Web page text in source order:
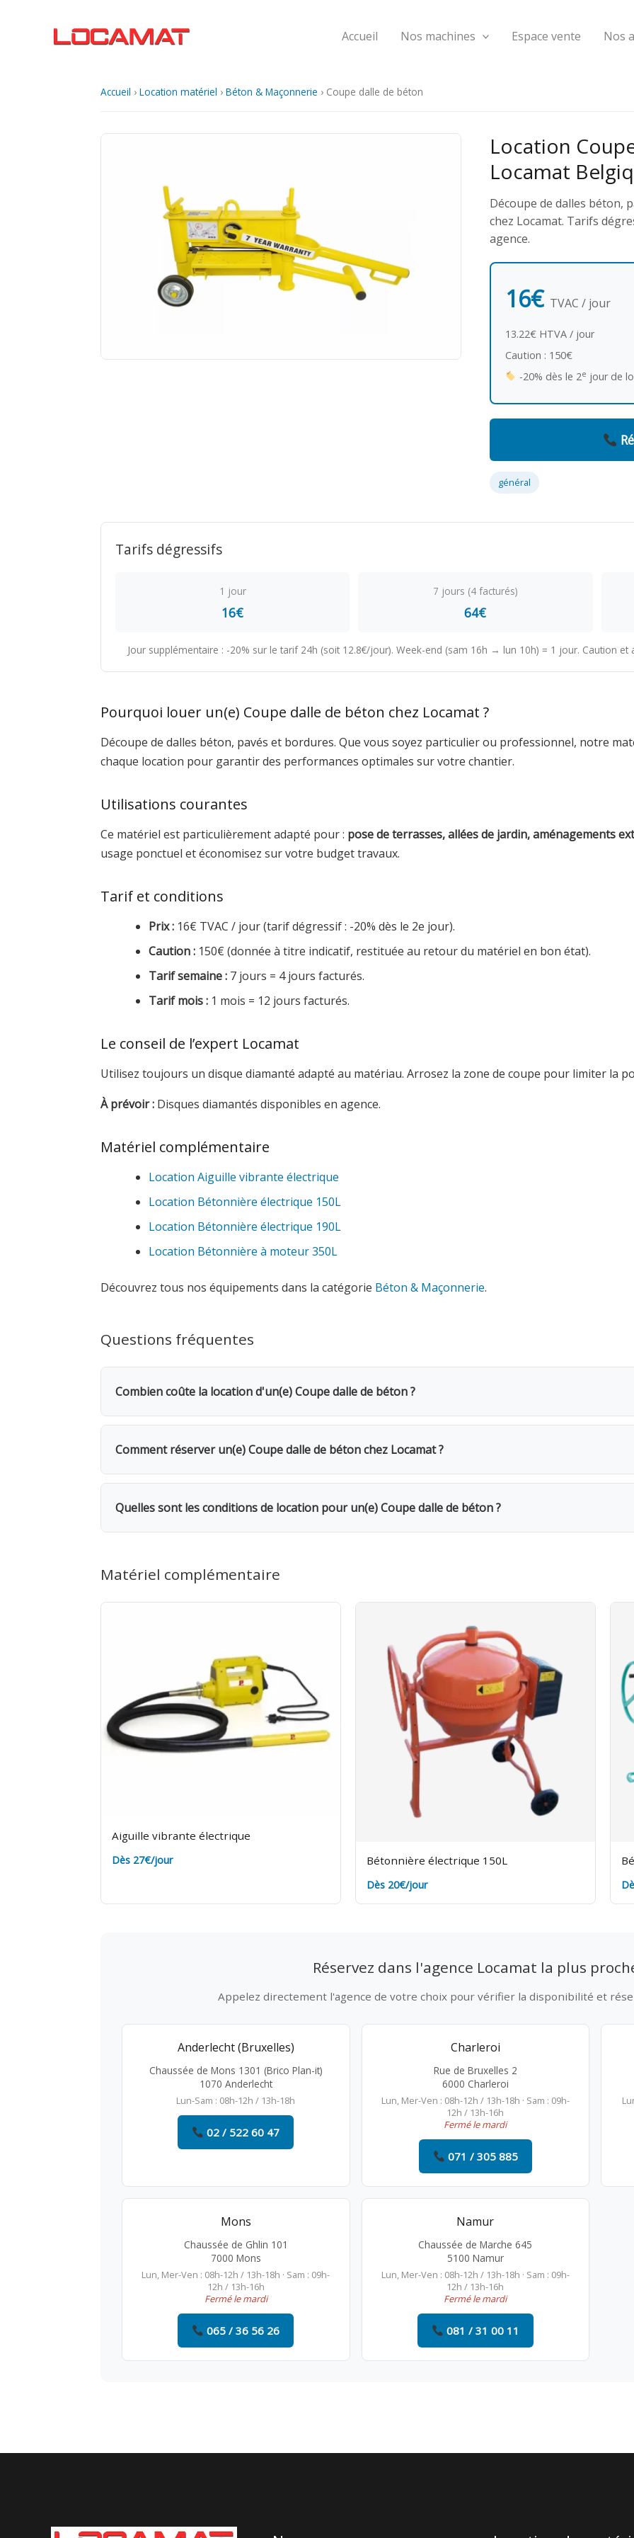
Accueil Nos machines Espace vente Nos
Accueil › Location matériel › Béton & Maçonnerie › Coupe dalle de béton
Location
Locamat
Découpe de dalles béton,
chez Locamat. Tarifs
agence.
16€ TVAC / jour
13.22€ HTVA / jour
Caution : 150€
-20% dès le 2e jour de
général
Tarifs dégressifs
1 jour
16€
7 jours (4 facturés)
64€
Jour supplémentaire : -20% sur le tarif 24h (soit 12.8€/jour). Week-end (sam 16h → lun 10h) = 1 jour. Caution
Pourquoi louer un(e) Coupe dalle de béton chez Locamat ?
Découpe de dalles béton, pavés et bordures. Que vous soyez particulier ou professionnel, notre
chaque location pour garantir des performances optimales sur votre chantier.
Utilisations courantes
Ce matériel est particulièrement adapté pour : pose de terrasses, allées de jardin, aménagements
usage ponctuel et économisez sur votre budget travaux.
Tarif et conditions
Prix : 16€ TVAC / jour (tarif dégressif : -20% dès le 2e jour).
Caution : 150€ (donnée à titre indicatif, restituée au retour du matériel en bon état).
Tarif semaine : 7 jours = 4 jours facturés.
Tarif mois : 1 mois = 12 jours facturés.
Le conseil de l’expert Locamat
Utilisez toujours un disque diamanté adapté au matériau. Arrosez la zone de coupe pour limiter la
À prévoir : Disques diamantés disponibles en agence.
Matériel complémentaire
Location Aiguille vibrante électrique
Location Bétonnière électrique 150L
Location Bétonnière électrique 190L
Location Bétonnière à moteur 350L
Découvrez tous nos équipements dans la catégorie Béton & Maçonnerie.
Questions fréquentes
Combien coûte la location d'un(e) Coupe dalle de béton ?
La location d'un(e) Coupe dalle de béton coûte 16€ TVAC par jour (13.22€ HTVA). Une caution de
bénéficiez d'une remise de 20%. Pour une semaine complète, seuls 4 jours sont facturés. Pour un
Comment réserver un(e) Coupe dalle de béton chez Locamat ?
Rendez-vous dans l'une de nos 5 agences en Belgique ou appelez-nous pour vérifier la
même, avec possibilité de livraison sur votre chantier. Utilisez toujours un disque diamanté
coupe pour limiter la po
Quelles sont les conditions de location pour un(e) Coupe dalle de béton ?
avant le retour pour éviter des frais supplémentaires. Assurance bris de machine en option.
Matériel complémentaire
Aiguille vibrante électrique
Dès 27€/jour Bétonnière électrique 150L
Dès 20€/jour
Réservez dans l'agence Locamat la plus
Appelez directement l'agence de votre choix pour vérifier la disponibilité et
Anderlecht (Bruxelles)
Chaussée de Mons 1301 (Brico Plan-it)
1070 Anderlecht
Lun-Sam : 08h-12h / 13h-18h
02 / 522 60 47
Charleroi
Rue de Bruxelles 2
6000 Charleroi
Lun, Mer-Ven : 08h-12h / 13h-18h · Sam : 09h-
12h / 13h-16h
Fermé le mardi
071 / 305 885
Mons
Chaussée de Ghlin 101
7000 Mons
Lun, Mer-Ven : 08h-12h / 13h-18h · Sam : 09h-
12h / 13h-16h
Fermé le mardi
065 / 36 56 26
Namur
Chaussée de Marche 645
5100 Namur
Lun, Mer-Ven : 08h-12h / 13h-18h · Sam : 09h-
12h / 13h-16h
Fermé le mardi
081 / 31 00 11